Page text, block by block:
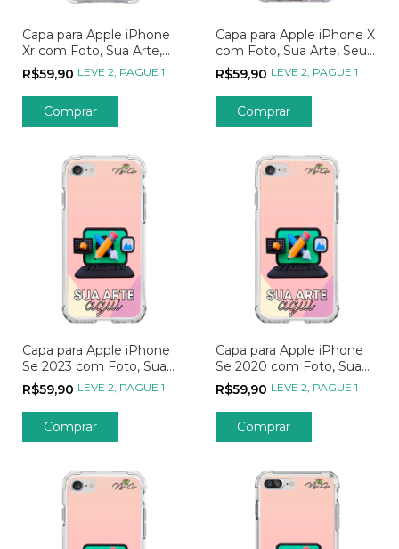
Capa para Apple iPhone
Xr com Foto, Sua Arte,
Seu Jeito, Sua Estampa
R$59,90 LEVE 2, PAGUE 1
Comprar
Capa para Apple iPhone X
com Foto, Sua Arte, Seu
Jeito, Sua Estampa
R$59,90 LEVE 2, PAGUE 1
Comprar
Capa para Apple iPhone
Se 2023 com Foto, Sua
Arte, Seu Jeito, Sua
Estampa
R$59,90 LEVE 2, PAGUE 1
Comprar
Capa para Apple iPhone
Se 2020 com Foto, Sua
Arte, Seu Jeito, Sua
Estampa
R$59,90 LEVE 2, PAGUE 1
Comprar